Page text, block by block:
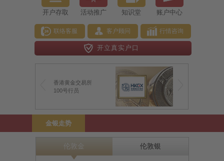
开户存取 活动推广 知识堂 账户中心
联络客服 客户顾问 行情咨询
开立真实户口
香港黄金交易所
100号行员
金银走势